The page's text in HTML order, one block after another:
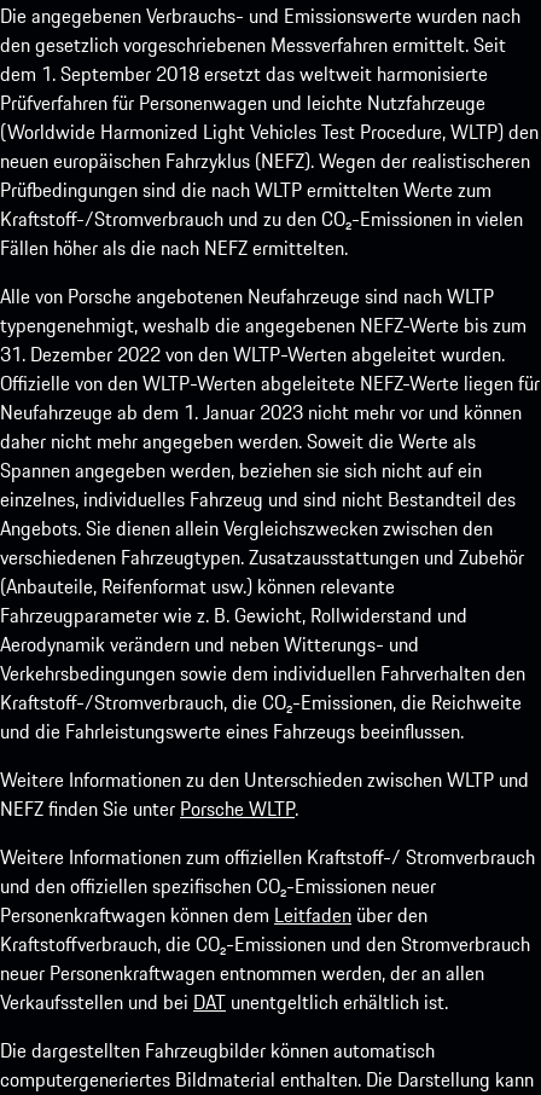
Die angegebenen Verbrauchs- und Emissionswerte wurden nach
den gesetzlich vorgeschriebenen Messverfahren ermittelt. Seit
dem 1. September 2018 ersetzt das weltweit harmonisierte
Prüfverfahren für Personenwagen und leichte Nutzfahrzeuge
(Worldwide Harmonized Light Vehicles Test Procedure, WLTP) den
neuen europäischen Fahrzyklus (NEFZ). Wegen der realistischeren
Prüfbedingungen sind die nach WLTP ermittelten Werte zum
Kraftstoff-/Stromverbrauch und zu den CO₂-Emissionen in vielen
Fällen höher als die nach NEFZ ermittelten.
Alle von Porsche angebotenen Neufahrzeuge sind nach WLTP
typengenehmigt, weshalb die angegebenen NEFZ-Werte bis zum
31. Dezember 2022 von den WLTP-Werten abgeleitet wurden.
Offizielle von den WLTP-Werten abgeleitete NEFZ-Werte liegen für
Neufahrzeuge ab dem 1. Januar 2023 nicht mehr vor und können
daher nicht mehr angegeben werden. Soweit die Werte als
Spannen angegeben werden, beziehen sie sich nicht auf ein
einzelnes, individuelles Fahrzeug und sind nicht Bestandteil des
Angebots. Sie dienen allein Vergleichszwecken zwischen den
verschiedenen Fahrzeugtypen. Zusatzausstattungen und Zubehör
(Anbauteile, Reifenformat usw.) können relevante
Fahrzeugparameter wie z. B. Gewicht, Rollwiderstand und
Aerodynamik verändern und neben Witterungs- und
Verkehrsbedingungen sowie dem individuellen Fahrverhalten den
Kraftstoff-/Stromverbrauch, die CO₂-Emissionen, die Reichweite
und die Fahrleistungswerte eines Fahrzeugs beeinflussen.
Weitere Informationen zu den Unterschieden zwischen WLTP und
NEFZ finden Sie unter Porsche WLTP.
Weitere Informationen zum offiziellen Kraftstoff-/ Stromverbrauch
und den offiziellen spezifischen CO₂-Emissionen neuer
Personenkraftwagen können dem Leitfaden über den
Kraftstoffverbrauch, die CO₂-Emissionen und den Stromverbrauch
neuer Personenkraftwagen entnommen werden, der an allen
Verkaufsstellen und bei DAT unentgeltlich erhältlich ist.
Die dargestellten Fahrzeugbilder können automatisch
computergeneriertes Bildmaterial enthalten. Die Darstellung kann